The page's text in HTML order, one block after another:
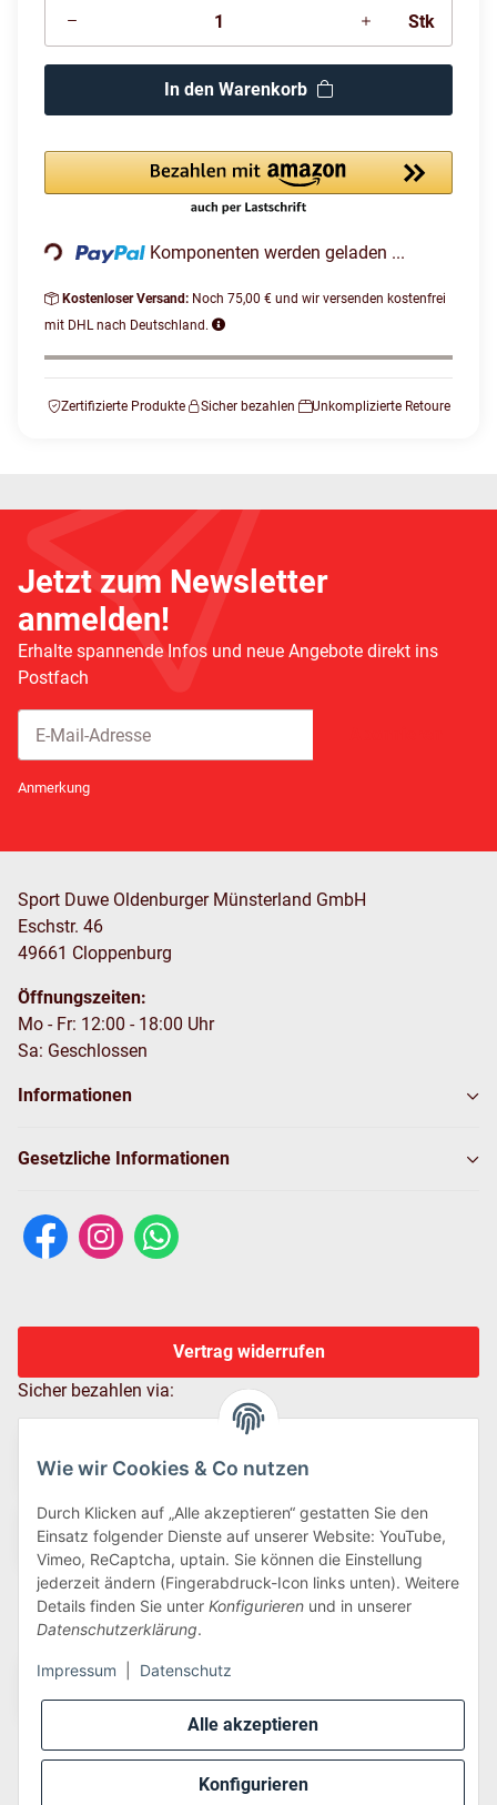
Alle akzeptieren
Konfigurieren
Wie wir Cookies & Co nutzen
Durch Klicken auf „Alle akzeptieren“ gestatten Sie den
Einsatz folgender Dienste auf unserer Website: YouTube,
Vimeo, ReCaptcha, uptain. Sie können die Einstellung
jederzeit ändern (Fingerabdruck-Icon links unten). Weitere
Details finden Sie unter Konfigurieren und in unserer
Datenschutzerklärung.
Impressum Datenschutz
Stk
In den Warenkorb
Loading... Komponenten werden geladen ...
Kostenloser Versand: Noch 75,00 € und wir versenden kostenfrei
mit DHL nach Deutschland.
Zertifizierte Produkte Sicher bezahlen Unkomplizierte Retoure
Jetzt zum Newsletter
anmelden!
Erhalte spannende Infos und neue Angebote direkt ins
Postfach
Anmerkung
Sport Duwe Oldenburger Münsterland GmbH
Eschstr. 46
49661 Cloppenburg
Öffnungszeiten:
Mo - Fr: 12:00 - 18:00 Uhr
Sa: Geschlossen
Informationen
Gesetzliche Informationen
Vertrag widerrufen
Sicher bezahlen via:
Wir versenden via: